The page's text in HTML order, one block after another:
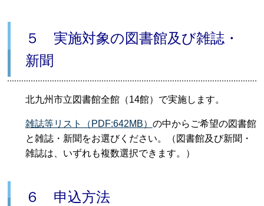
５ 実施対象の図書館及び雑誌・
新聞
北九州市立図書館全館（14館）で実施します。
雑誌等リスト（PDF:642MB） の中からご希望の図書館
と雑誌・新聞をお選びください。（図書館及び新聞・
雑誌は、いずれも複数選択できます。）
６ 申込方法